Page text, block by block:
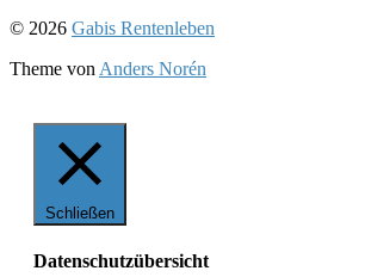
Nach
© 2026 Gabis Rentenleben
Theme von Anders Norén
Schließen
Datenschutzübersicht